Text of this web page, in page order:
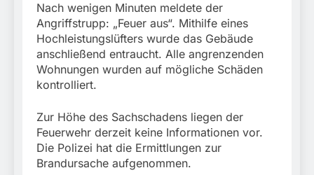
Nach wenigen Minuten meldete der
Angriffstrupp: „Feuer aus“. Mithilfe eines
Hochleistungslüfters wurde das Gebäude
anschließend entraucht. Alle angrenzenden
Wohnungen wurden auf mögliche Schäden
kontrolliert.
Zur Höhe des Sachschadens liegen der
Feuerwehr derzeit keine Informationen vor.
Die Polizei hat die Ermittlungen zur
Brandursache aufgenommen.